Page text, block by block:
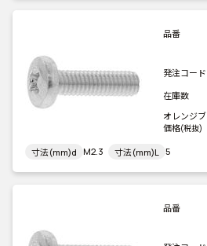
品番
発注コード
在庫数
オレンジ
価格(税抜)
寸法(mm)d M2.3 寸法(mm)L 5
品番